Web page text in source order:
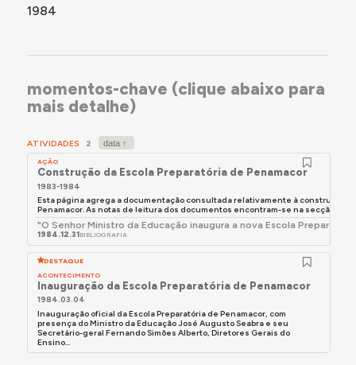
bem como biblioteca, laboratório, refeitório, ginásio,
coberto, e equipamento moderno.
reforma do ensino encetada pelo ministro Veiga
Simão, legislada com a lei n.º 5/73, que introduziu a
composta pelo ensino básico (4 anos) e pelo ensino
preparatório (4 anos) - embora, na prática, o ensino
preparatório tenha continuado a ser composto por
apenas dois anos de escolaridade até à promulgação
da Lei de Bases do Sistema Educativo de 1986. Até à
criação do ensino preparatório oficial, apenas no
Externato de Nossa Senhora do Incenso, um colégio
particular, era ministrado o ensino correspondente a
esse ciclo educativo.
Este edifício terá deixado de funcionar perto do ano
2000, perante a construção de um novo complexo
escolar na zona sul da vila. Após encerramento, serviu
pontualmente como alojamento para grupos de jovens
1984
momentos-chave (clique abaixo para
mais detalhe)
ATIVIDADES 2
AÇÃO
Construção da Escola Preparatória de Penamacor
1983-1984
Esta página agrega a documentação consultada relativamente à construção
Penamacor. As notas de leitura dos documentos encontram-se na secção
"O Senhor Ministro da Educação inaugura a nova Escola
1984.12.31BIBLIOGRAFIA
DESTAQUE
ACONTECIMENTO
Inauguração da Escola Preparatória de Penamacor
1984.03.04
Inauguração oficial da Escola Preparatória de Penamacor, com
presença do Ministro da Educação José Augusto Seabra e seu
Secretário-geral Fernando Simões Alberto, Diretores Gerais do
Ensino...